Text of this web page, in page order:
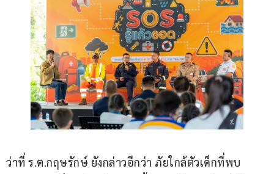
ว่าที่ ร.ต.กฤษรักษ์ ยังกล่าวอีกว่า ภัยใกล้ตัวเด็กที่พบ